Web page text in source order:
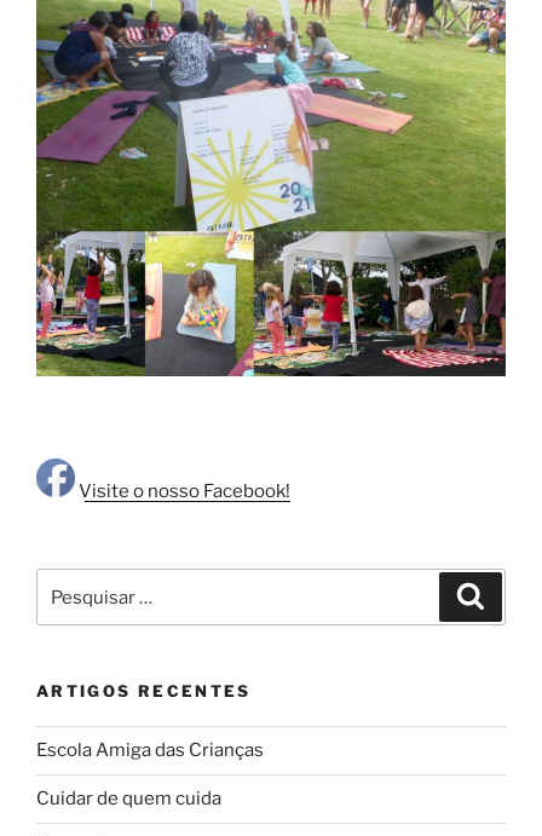
Visite o nosso Facebook!
por:
ARTIGOS RECENTES
Escola Amiga das Crianças
Cuidar de quem cuida